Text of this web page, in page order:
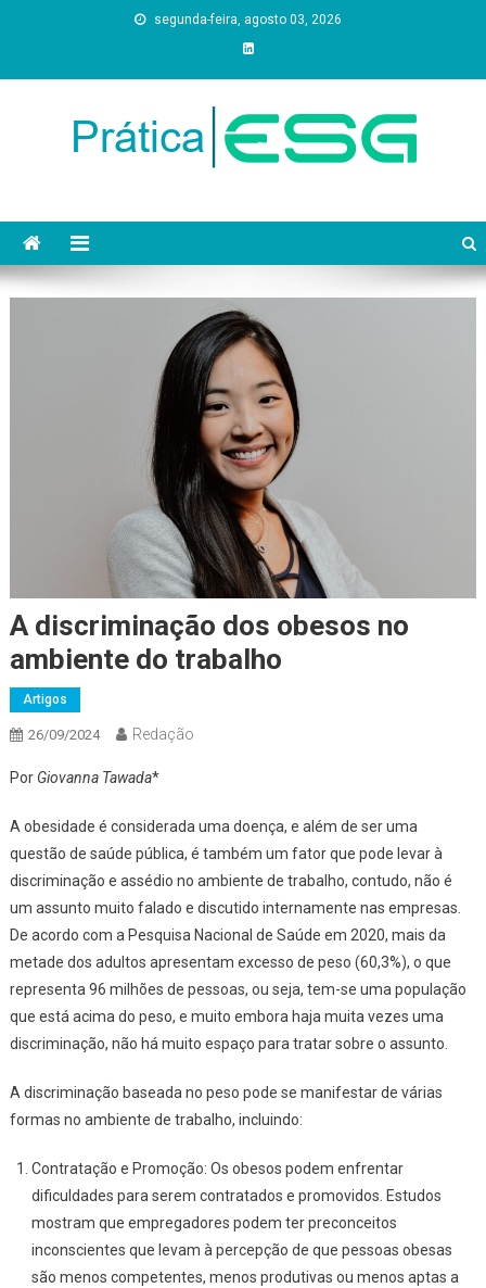
segunda-feira, agosto 03, 2026
A discriminação dos obesos no
ambiente do trabalho
Artigos
26/09/2024 Redação
Por Giovanna Tawada*
A obesidade é considerada uma doença, e além de ser uma
questão de saúde pública, é também um fator que pode levar à
discriminação e assédio no ambiente de trabalho, contudo, não é
um assunto muito falado e discutido internamente nas empresas.
De acordo com a Pesquisa Nacional de Saúde em 2020, mais da
metade dos adultos apresentam excesso de peso (60,3%), o que
representa 96 milhões de pessoas, ou seja, tem-se uma população
que está acima do peso, e muito embora haja muita vezes uma
discriminação, não há muito espaço para tratar sobre o assunto.
A discriminação baseada no peso pode se manifestar de várias
formas no ambiente de trabalho, incluindo:
Contratação e Promoção: Os obesos podem enfrentar
dificuldades para serem contratados e promovidos. Estudos
mostram que empregadores podem ter preconceitos
inconscientes que levam à percepção de que pessoas obesas
são menos competentes, menos produtivas ou menos aptas a